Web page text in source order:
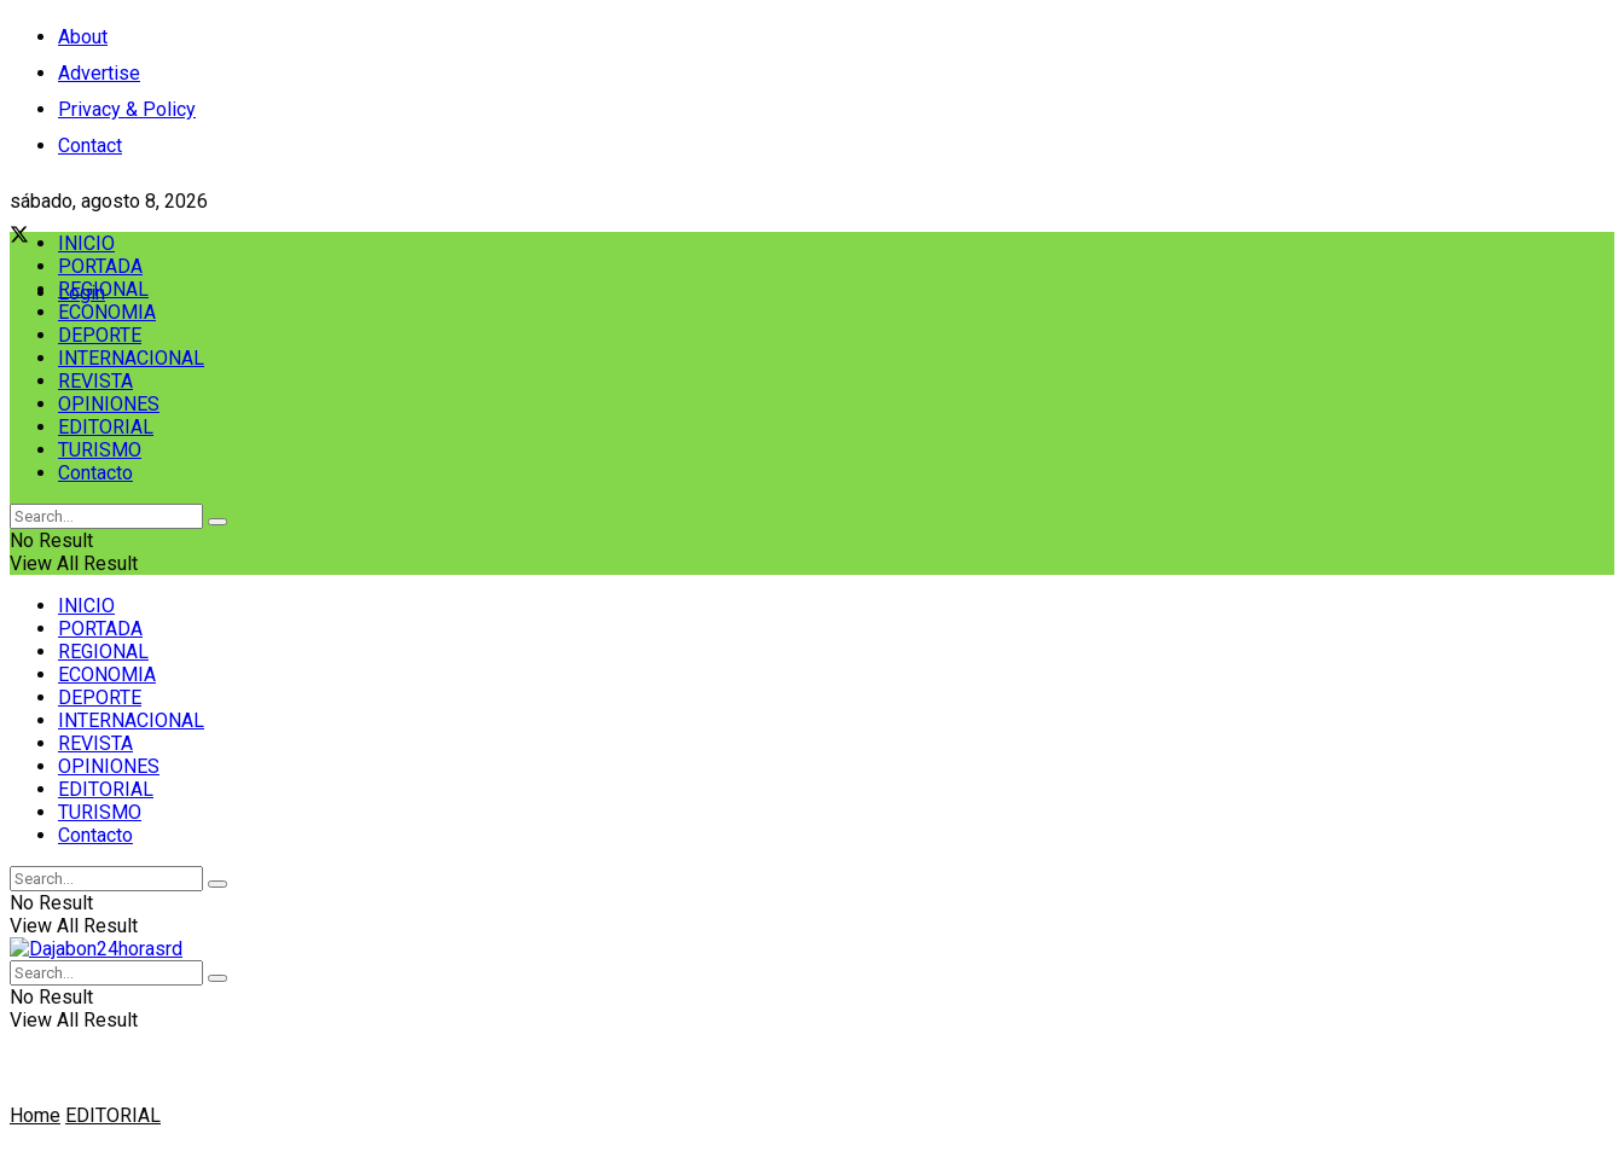
About
Advertise
Privacy & Policy
Contact
sábado, agosto 8, 2026
Login
INICIO
PORTADA
REGIONAL
ECONOMIA
DEPORTE
INTERNACIONAL
REVISTA
OPINIONES
EDITORIAL
TURISMO
Contacto
No Result
View All Result
INICIO
PORTADA
REGIONAL
ECONOMIA
DEPORTE
INTERNACIONAL
REVISTA
OPINIONES
EDITORIAL
TURISMO
Contacto
No Result
View All Result
No Result
View All Result
Home EDITORIAL